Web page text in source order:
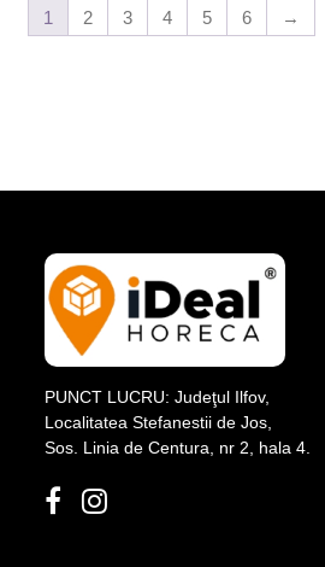
1 2 3 4 5 6 →
PUNCT LUCRU: Judeţul Ilfov,
Localitatea Stefanestii de Jos,
Sos. Linia de Centura, nr 2, hala 4.